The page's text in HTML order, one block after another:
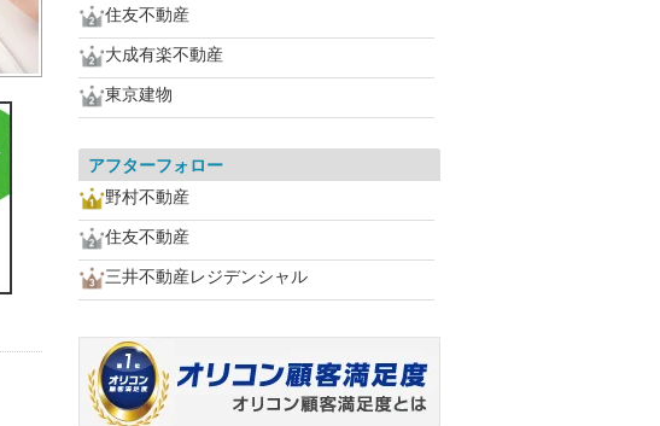
住友不動産
大成有楽不動産
東京建物
アフターフォロー
野村不動産
住友不動産
三井不動産レジデンシャル